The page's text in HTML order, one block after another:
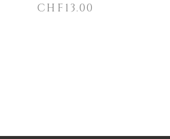
CHF 13.00